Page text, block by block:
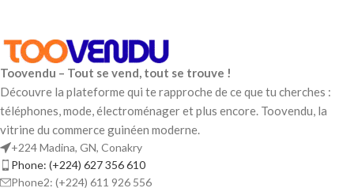
Toovendu – Tout se vend, tout se trouve !
Découvre la plateforme qui te rapproche de ce que tu cherches :
téléphones, mode, électroménager et plus encore. Toovendu, la
vitrine du commerce guinéen moderne.
+224 Madina, GN, Conakry
Phone: (+224) 627 356 610
Phone2: (+224) 611 926 556